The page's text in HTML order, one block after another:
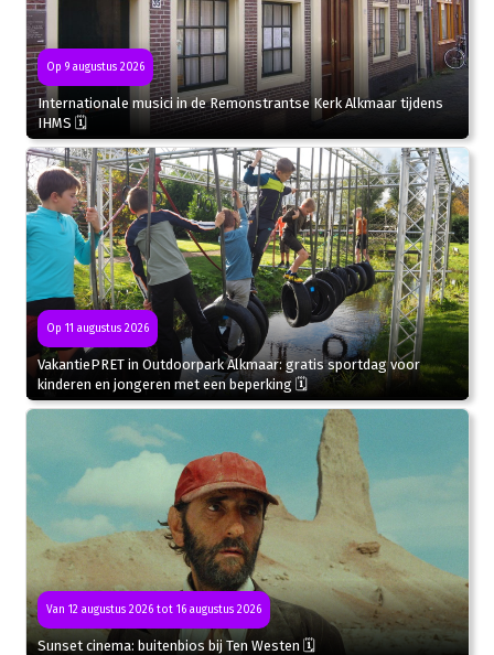
Op 9 augustus 2026
Internationale musici in de Remonstrantse Kerk Alkmaar tijdens
IHMS 🗓
Op 11 augustus 2026
VakantiePRET in Outdoorpark Alkmaar: gratis sportdag voor
kinderen en jongeren met een beperking 🗓
Van 12 augustus 2026 tot 16 augustus 2026
Sunset cinema: buitenbios bij Ten Westen 🗓